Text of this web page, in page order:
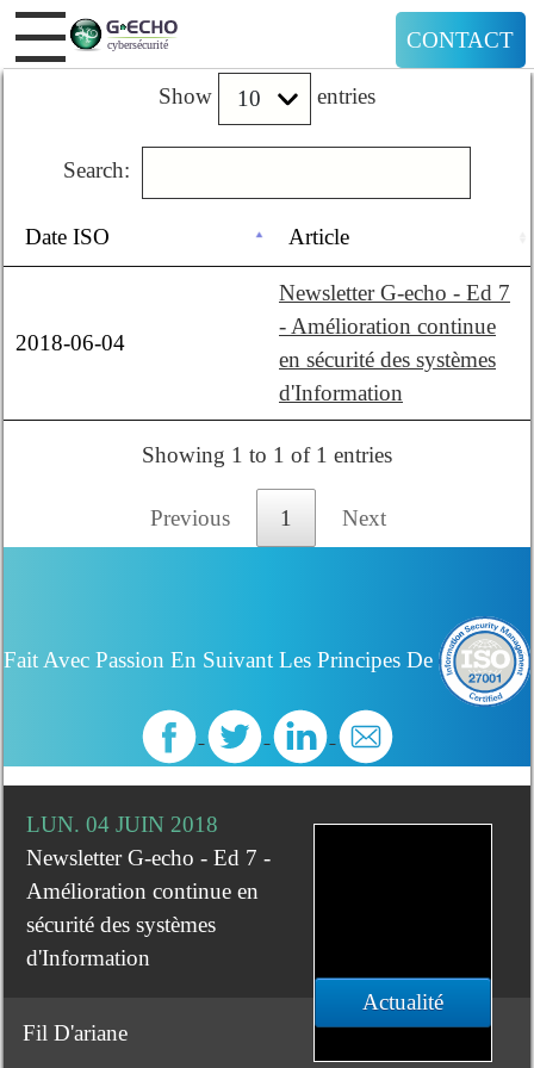
CONTACT
Show entries
Search:
Date ISO Article
2018-06-04
Newsletter G-echo - Ed 7
- Amélioration continue
en sécurité des systèmes
d'Information
Showing 1 to 1 of 1 entries
Previous 1 Next
Fait Avec Passion En Suivant Les Principes De
Actualité
LUN. 04 JUIN 2018
Newsletter G-echo - Ed 7 -
Amélioration continue en
sécurité des systèmes
d'Information
Fil D'ariane